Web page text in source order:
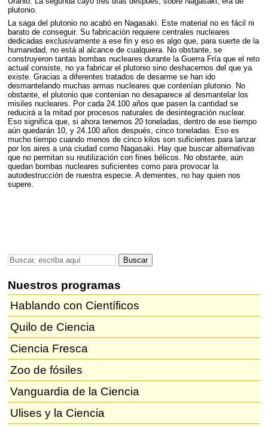
plutonio.
La saga del plutonio no acabó en Nagasaki. Este material no es fácil ni
barato de conseguir. Su fabricación requiere centrales nucleares
dedicadas exclusivamente a ese fin y eso es algo que, para suerte de la
humanidad, no está al alcance de cualquiera. No obstante, se
construyeron tantas bombas nucleares durante la Guerra Fría que el reto
actual consiste, no ya fabricar el plutonio sino deshacernos del que ya
existe. Gracias a diferentes tratados de desarme se han ido
desmantelando muchas armas nucleares que contenían plutonio. No
obstante, el plutonio que contenían no desaparece al desmantelar los
misiles nucleares. Por cada 24.100 años que pasen la cantidad se
reducirá a la mitad por procesos naturales de desintegración nuclear.
Eso significa que, si ahora tenemos 20 toneladas, dentro de ese tiempo
aún quedarán 10, y 24.100 años después, cinco toneladas. Eso es
mucho tiempo cuando menos de cinco kilos son suficientes para lanzar
por los aires a una ciudad como Nagasaki. Hay que buscar alternativas
que no permitan su reutilización con fines bélicos. No obstante, aún
quedan bombas nucleares suficientes como para provocar la
autodestrucción de nuestra especie. A dementes, no hay quien nos
supere.
Nuestros programas
Hablando con Científicos
Quilo de Ciencia
Ciencia Fresca
Zoo de fósiles
Vanguardia de la Ciencia
Ulises y la Ciencia